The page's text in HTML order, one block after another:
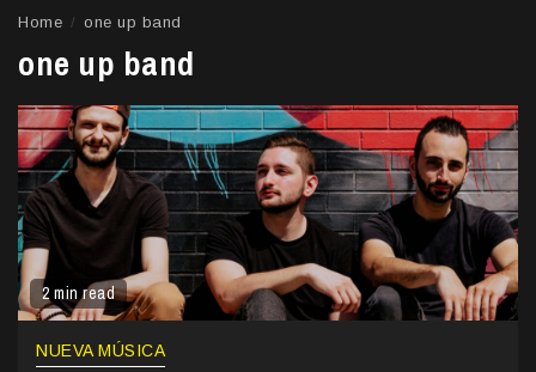
Home one up band
one up band
2 min read
NUEVA MÚSICA